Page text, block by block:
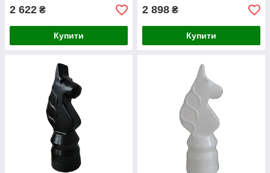
2 622 ₴
Купити
2 898 ₴
Купити